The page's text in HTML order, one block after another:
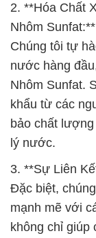
2. **Hóa Chất
Nhôm Sunfat:**
Chúng tôi tự
nước hàng
Nhôm Sunfat.
khẩu từ các
bảo chất
lý nước.
3. **Sự Liên
Đặc biệt,
mạnh mẽ với
không chỉ giúp